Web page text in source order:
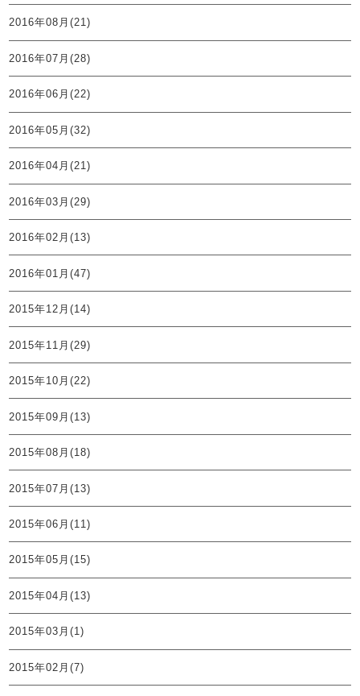
2016年08月(21)
2016年07月(28)
2016年06月(22)
2016年05月(32)
2016年04月(21)
2016年03月(29)
2016年02月(13)
2016年01月(47)
2015年12月(14)
2015年11月(29)
2015年10月(22)
2015年09月(13)
2015年08月(18)
2015年07月(13)
2015年06月(11)
2015年05月(15)
2015年04月(13)
2015年03月(1)
2015年02月(7)